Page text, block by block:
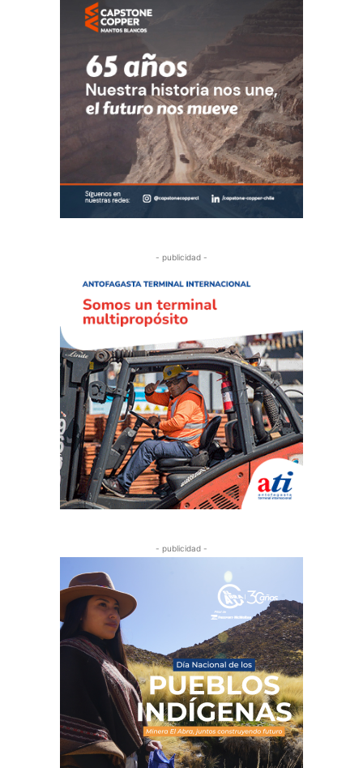
- publicidad -
- publicidad -